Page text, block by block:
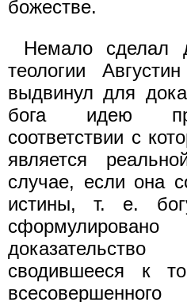
божестве.
Немало сделал
теологии
выдвинул для
бога идею
соответствии с
является
случае, если она
истины, т. е.
сформулировано
сводившееся к